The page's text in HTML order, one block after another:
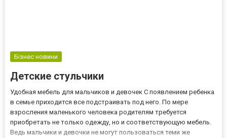
Бізнес новини
Детские стульчики
Удобная мебель для мальчиков и девочек С появлением ребенка
в семье приходится все подстраивать под него. По мере
взросления маленького человека родителям требуется
приобретать не только одежду, но и соответствующую мебель.
Ведь мальчики и девочки не могут пользоваться теми же